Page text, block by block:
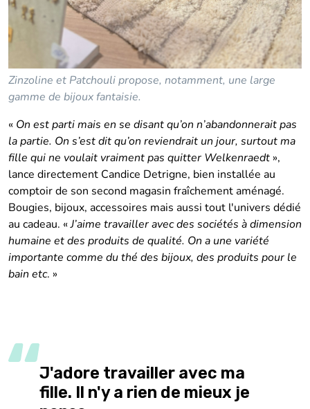
Zinzoline et Patchouli propose, notamment, une large
gamme de bijoux fantaisie.
« On est parti mais en se disant qu’on n’abandonnerait pas
la partie. On s’est dit qu’on reviendrait un jour, surtout ma
fille qui ne voulait vraiment pas quitter Welkenraedt »,
lance directement Candice Detrigne, bien installée au
comptoir de son second magasin fraîchement aménagé.
Bougies, bijoux, accessoires mais aussi tout l'univers dédié
au cadeau. «J’aime travailler avec des sociétés à dimension
humaine et des produits de qualité. On a une variété
importante comme du thé des bijoux, des produits pour le
bain etc. »
J'adore travailler avec ma
fille. Il n'y a rien de mieux je